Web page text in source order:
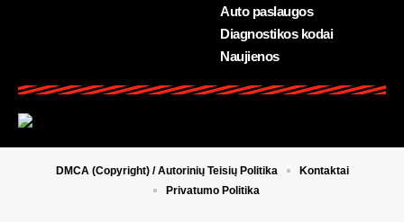
Auto paslaugos
Diagnostikos kodai
Naujienos
DMCA (Copyright) / Autorinių Teisių Politika
Kontaktai
Privatumo Politika